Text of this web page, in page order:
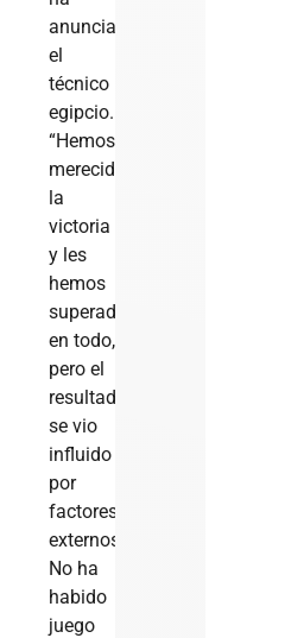
anunciado
el
técnico
egipcio.
“Hemos
merecido
la
victoria
y les
hemos
superado
en todo,
pero el
resultado
se vio
influido
por
factores
externos.
No ha
habido
juego